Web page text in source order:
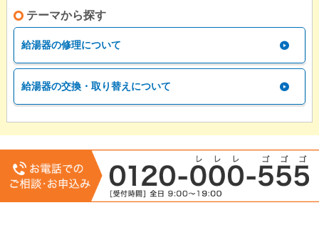
テーマから探す
給湯器の修理について
給湯器の交換・取り替えについて